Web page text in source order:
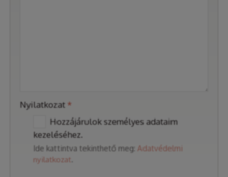
Nyilatkozat *
Hozzájárulok személyes adataim
kezeléséhez.
Ide kattintva tekinthető meg: Adatvédelmi
nyilatkozat